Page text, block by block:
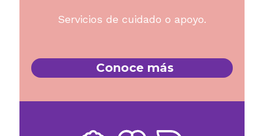
Servicios de cuidado o apoyo.
Conoce más​